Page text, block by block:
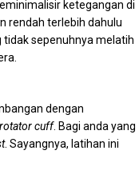
ketegangan di
rendah terlebih dahulu
tidak sepenuhnya melatih
dengan
rotator cuff. Bagi anda yang
. Sayangnya, latihan ini